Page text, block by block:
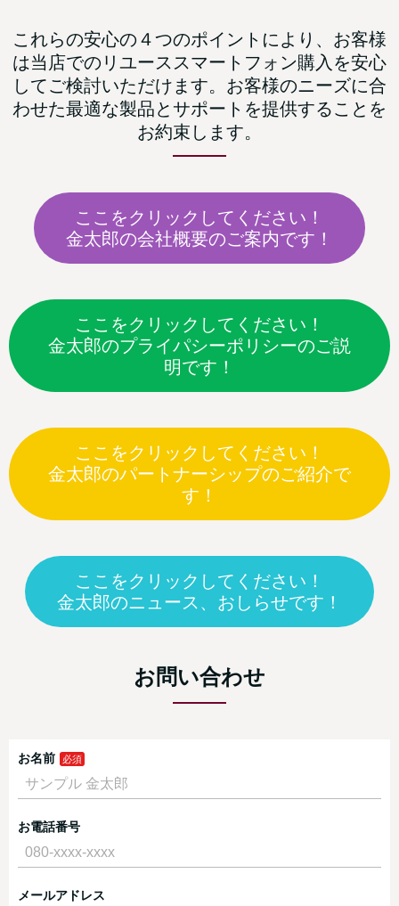
これらの安心の４つのポイントにより、お客様
は当店でのリユーススマートフォン購入を安心
してご検討いただけます。お客様のニーズに合
わせた最適な製品とサポートを提供することを
お約束します。
ここをクリックしてください！
金太郎の会社概要のご案内です！
ここをクリックしてください！
金太郎のプライパシーポリシーのご説
明です！
ここをクリックしてください！
金太郎のパートナーシップのご紹介で
す！
ここをクリックしてください！
金太郎のニュース、おしらせです！
お問い合わせ
お名前
お電話番号
メールアドレス